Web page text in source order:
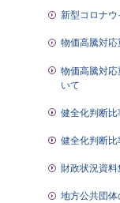
新型コロナ
物価高騰対
物価高騰対
いて
健全化判断
健全化判断
財政状況資料
地方公共団